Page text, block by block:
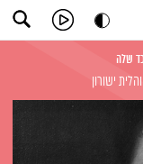
והלית ישורון